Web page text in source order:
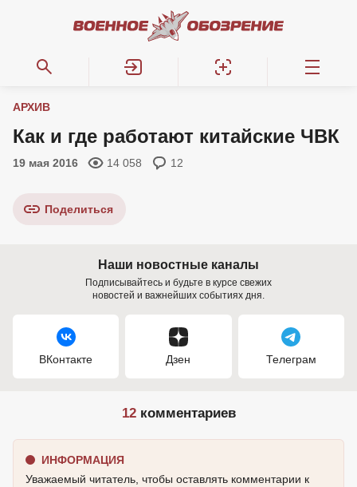
АРХИВ
Как и где работают китайские ЧВК
19 мая 2016 14 058 12
Поделиться
Наши новостные каналы
Подписывайтесь и будьте в курсе свежих
новостей и важнейших событиях дня.
ВКонтакте Дзен Телеграм
12комментариев
ИНФОРМАЦИЯ
Уважаемый читатель, чтобы оставлять комментарии к